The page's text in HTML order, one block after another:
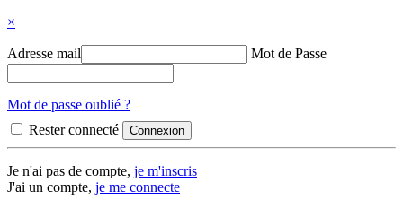
×
Adresse mail Mot de Passe
Mot de passe oublié ?
Rester connecté
Je n'ai pas de compte, je m'inscris
J'ai un compte, je me connecte